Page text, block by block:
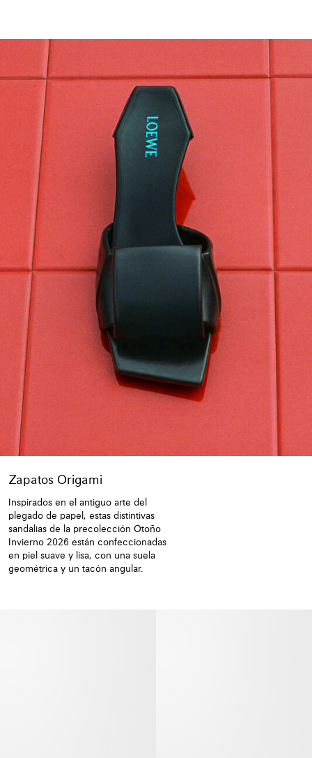
Zapatos Origami
Inspirados en el antiguo arte del
plegado de papel, estas distintivas
sandalias de la precolección Otoño
Invierno 2026 están confeccionadas
en piel suave y lisa, con una suela
geométrica y un tacón angular.